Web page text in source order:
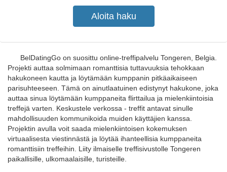
BelDatingGo on suosittu online-treffipalvelu Tongeren, Belgia.
Projekti auttaa solmimaan romanttisia tuttavuuksia tehokkaan
hakukoneen kautta ja löytämään kumppanin pitkäaikaiseen
parisuhteeseen. Tämä on ainutlaatuinen edistynyt hakukone, joka
auttaa sinua löytämään kumppaneita flirttailua ja mielenkiintoisia
treffejä varten. Keskustele verkossa - treffit antavat sinulle
mahdollisuuden kommunikoida muiden käyttäjien kanssa.
Projektin avulla voit saada mielenkiintoisen kokemuksen
virtuaalisesta viestinnästä ja löytää ihanteellisia kumppaneita
romanttisiin treffeihin. Liity ilmaiselle treffisivustolle Tongeren
paikallisille, ulkomaalaisille, turisteille.